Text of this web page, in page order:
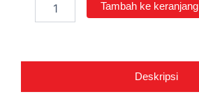
Sejarah
Tambah ke keranjang
Deskripsi